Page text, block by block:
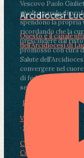
Vescovo Paolo
rivolto parole di
spendono la propria
ricordando che la
prescindere dal
promosso con cura
Salute
convergere nel
di fedeli, operatori
segnate dalla
Photo
View on Facebook
· Share
Condividi su Facebook
Condividi su LinkedIn
Arcidiocesi
Questo è il canale
dell'Arcidiocesi di